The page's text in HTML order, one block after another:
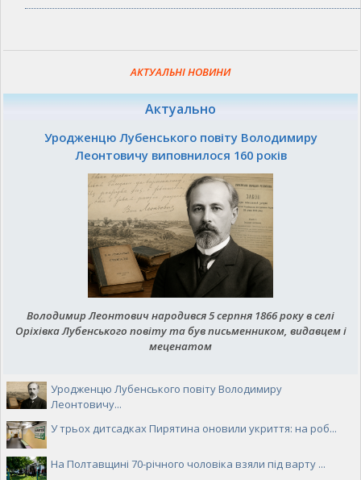
АКТУАЛЬНІ НОВИНИ
Актуально
Уродженцю Лубенського повіту Володимиру
Леонтовичу виповнилося 160 років
Володимир Леонтович народився 5 серпня 1866 року в селі
Оріхівка Лубенського повіту та був письменником, видавцем і
меценатом
Уродженцю Лубенського повіту Володимиру
Леонтовичу...
У трьох дитсадках Пирятина оновили укриття: на роб...
На Полтавщині 70-річного чоловіка взяли під варту ...